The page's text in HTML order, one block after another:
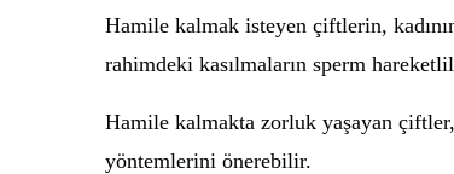
Hamile kalmak isteyen çiftlerin,
rahimdeki kasılmaların sperm
Hamile kalmakta zorluk yaşayan
yöntemlerini önerebilir.